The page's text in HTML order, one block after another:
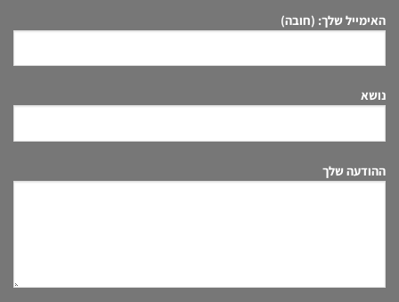
האימייל שלך: (חובה)
נושא
ההודעה שלך